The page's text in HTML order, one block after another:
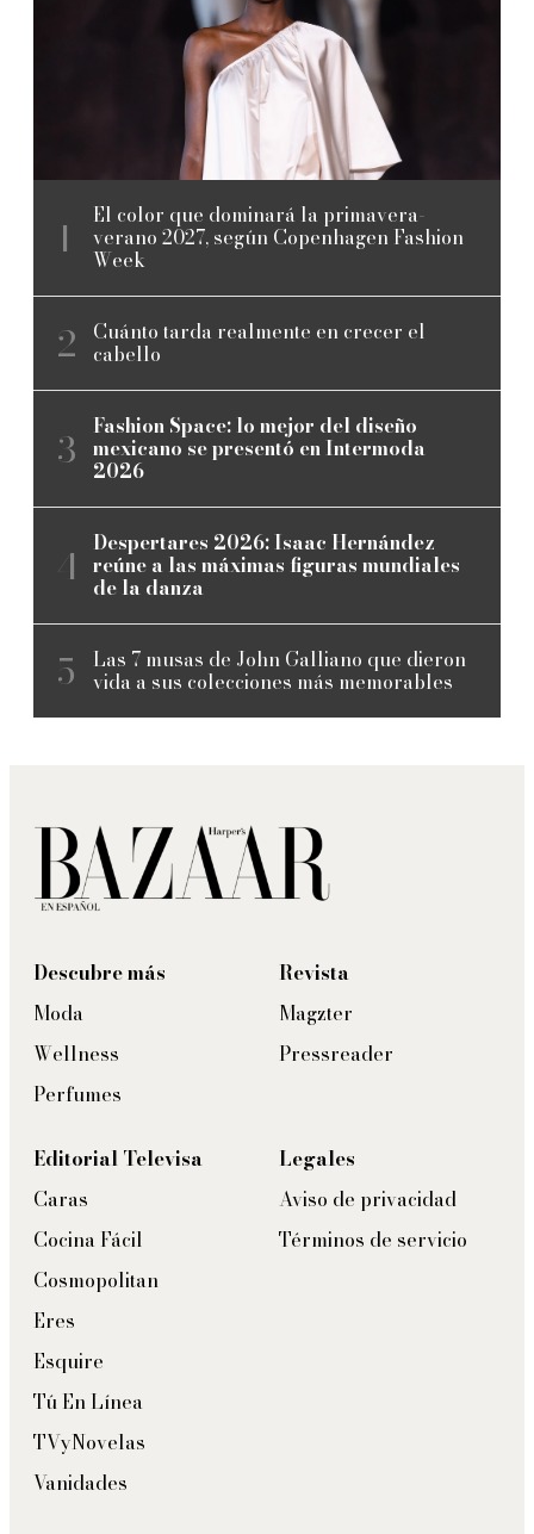
El color que dominará la primavera-
verano 2027, según Copenhagen Fashion
Week
Cuánto tarda realmente en crecer el
cabello
Fashion Space: lo mejor del diseño
mexicano se presentó en Intermoda
2026
Despertares 2026: Isaac Hernández
reúne a las máximas figuras mundiales
de la danza
Las 7 musas de John Galliano que dieron
vida a sus colecciones más memorables
Descubre más
Moda
Wellness
Perfumes
Revista
Magzter
Pressreader
Editorial Televisa
Caras
Cocina Fácil
Cosmopolitan
Eres
Esquire
Tú En Línea
TVyNovelas
Vanidades
Legales
Aviso de privacidad
Términos de servicio